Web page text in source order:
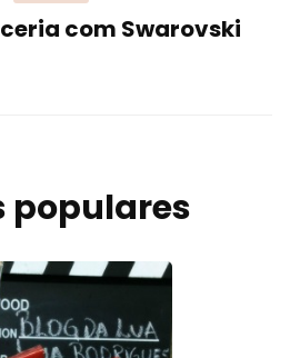
com Swarovski
populares